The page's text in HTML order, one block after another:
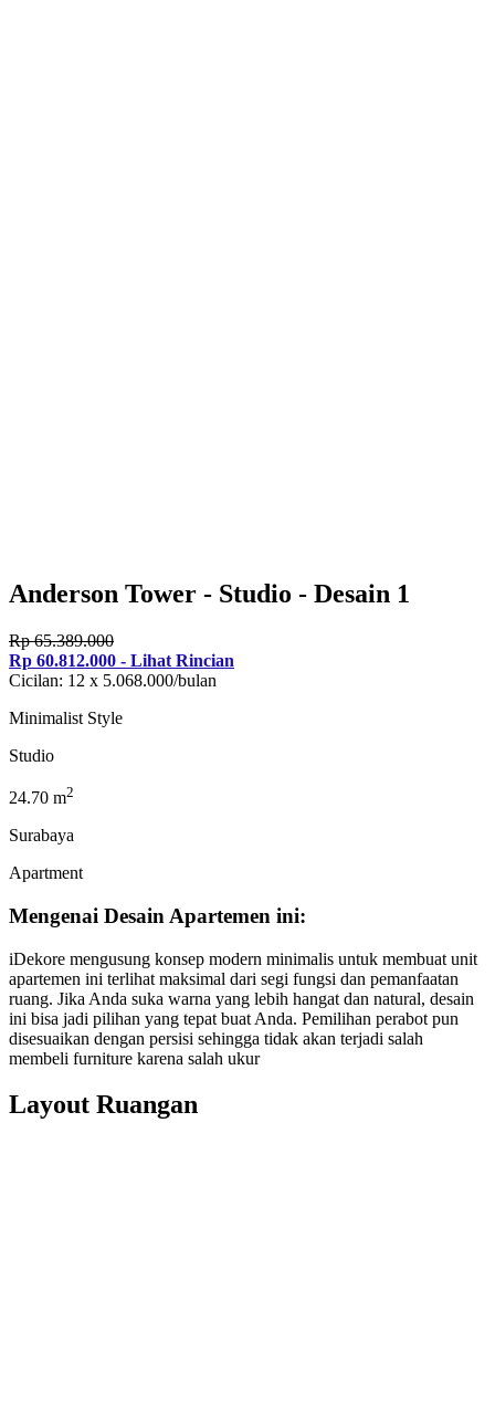
Anderson Tower - Studio - Desain 1
Rp 65.389.000
Rp 60.812.000 - Lihat Rincian
Cicilan: 12 x 5.068.000/bulan
Minimalist Style
Studio
24.70 m2
Surabaya
Apartment
Mengenai Desain Apartemen ini:
iDekore mengusung konsep modern minimalis untuk membuat unit
apartemen ini terlihat maksimal dari segi fungsi dan pemanfaatan
ruang. Jika Anda suka warna yang lebih hangat dan natural, desain
ini bisa jadi pilihan yang tepat buat Anda. Pemilihan perabot pun
disesuaikan dengan persisi sehingga tidak akan terjadi salah
membeli furniture karena salah ukur
Layout Ruangan